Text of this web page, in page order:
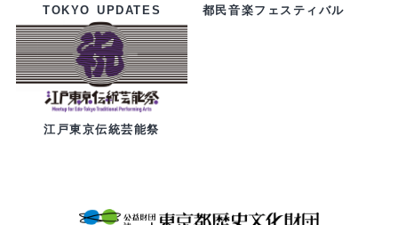
TOKYO UPDATES 都民音楽フェスティバル
江戸東京伝統芸能祭